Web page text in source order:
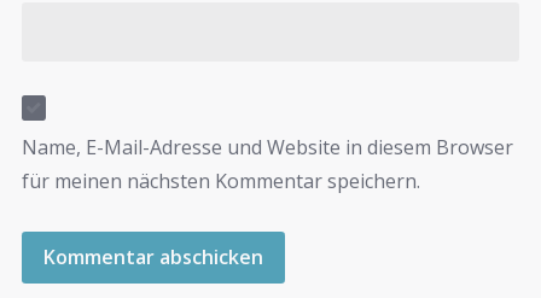
Name, E-Mail-Adresse und Website in diesem Browser
für meinen nächsten Kommentar speichern.